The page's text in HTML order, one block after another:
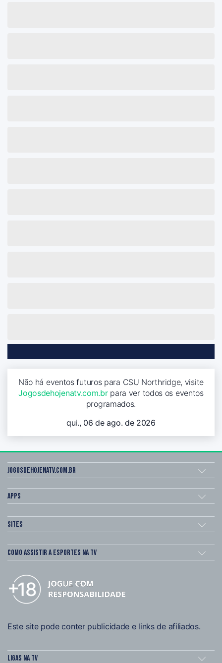
Não há eventos futuros para CSU Northridge, visite
Jogosdehojenatv.com.brpara ver todos os eventos
programados.
qui., 06 de ago. de 2026
Jogosdehojenatv.com.br
Apps
Sites
Como assistir a esportes na TV
Este site pode conter publicidade e links de afiliados.
Ligas na TV